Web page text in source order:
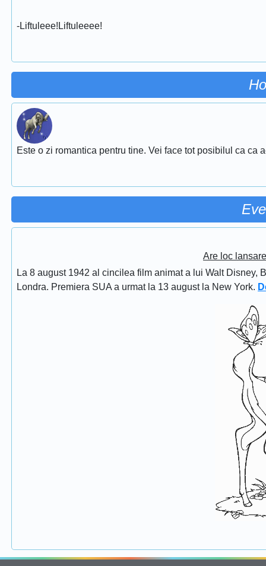
-Liftuleee!Liftuleeee!
Este o zi romantica pentru tine. Vei face tot posibilul ca ca
Are loc
La 8 august 1942 al cincilea film animat a lui Walt
Londra. Premiera SUA a urmat la 13 august la New York.